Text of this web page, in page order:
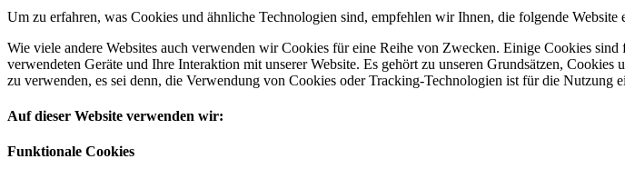
Um zu erfahren, was Cookies und ähnliche Technologien sind, empfehlen wir Ihnen, die folgende Website
Wie viele andere Websites auch verwenden wir Cookies für eine Reihe von Zwecken. Einige Cookies
verwendeten Geräte und Ihre Interaktion mit unserer Website. Es gehört zu unseren Grundsätzen,
zu verwenden, es sei denn, die Verwendung von Cookies oder Tracking-Technologien ist für die Nutzung
Auf dieser Website verwenden wir:
Funktionale Cookies